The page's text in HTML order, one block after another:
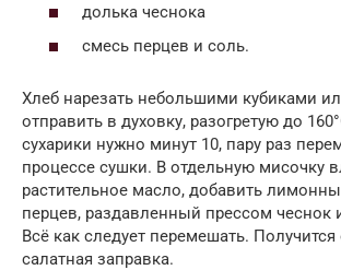
долька чеснока
смесь перцев и соль.
Хлеб нарезать небольшими кубиками
отправить в духовку, разогретую до
сухарики нужно минут 10, пару раз
процессе сушки. В отдельную мисочку
растительное масло, добавить
перцев, раздавленный прессом чеснок
Всё как следует перемешать. Получится
салатная заправка.